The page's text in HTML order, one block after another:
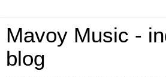
Mavoy Music -
blog